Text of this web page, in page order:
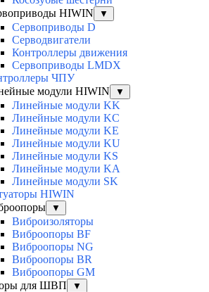
HIWIN
▼
Сервоприводы D
Серводвигатели
Контроллеры движения
Сервоприводы LMDX
ЧПУ
модули HIWIN
▼
Линейные модули KK
Линейные модули KC
Линейные модули KE
Линейные модули KU
Линейные модули KS
Линейные модули KA
Линейные модули SK
HIWIN
▼
Виброизоляторы
Виброопоры BF
Виброопоры NG
Виброопоры BR
Виброопоры GM
для ШВП
▼